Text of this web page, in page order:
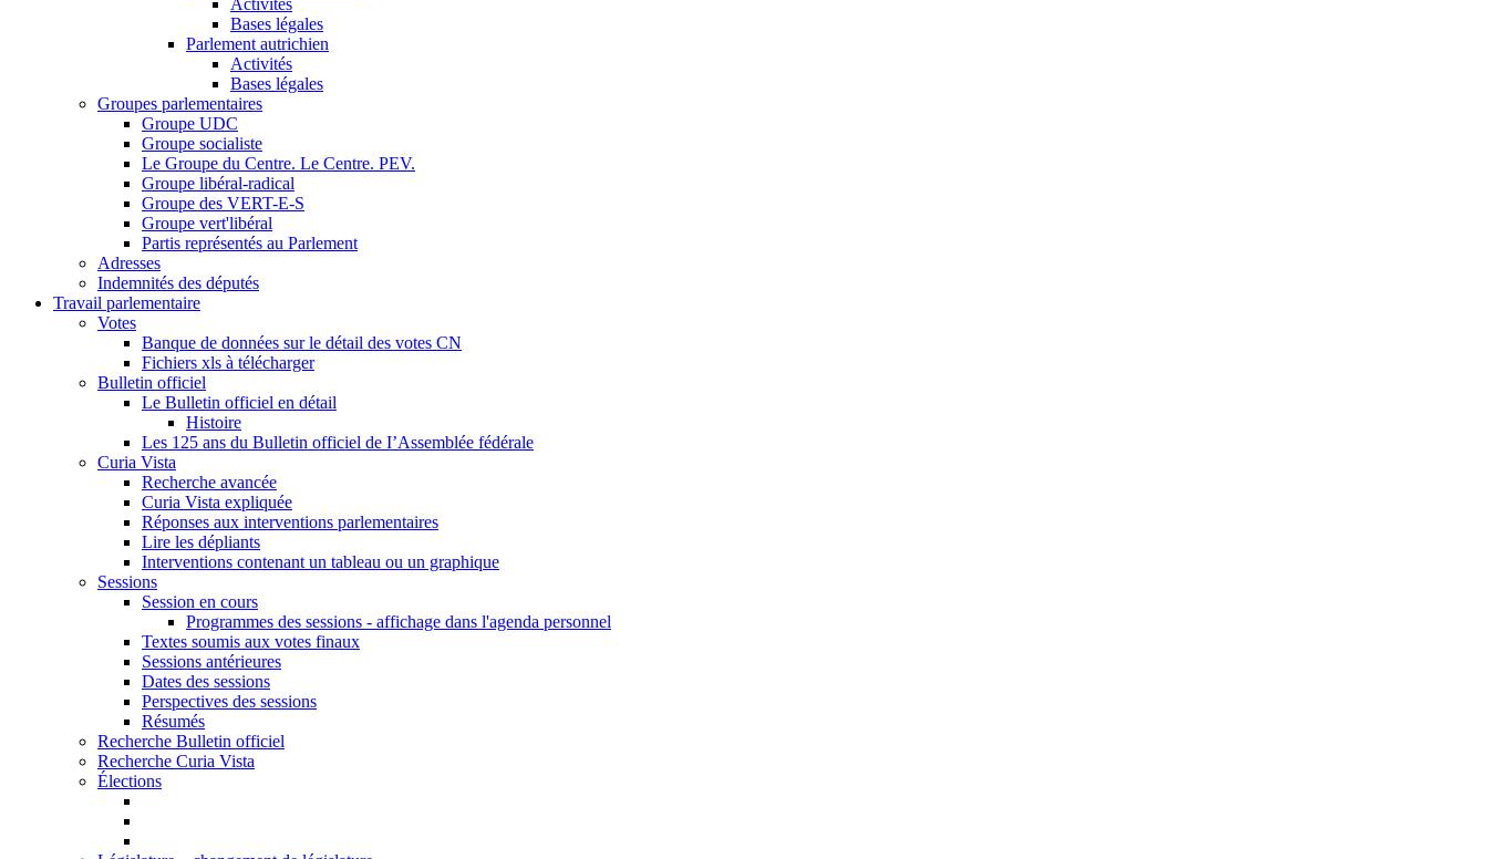
Activités
Bases légales
Parlement autrichien
Activités
Bases légales
Groupes parlementaires
Groupe UDC
Groupe socialiste
Le Groupe du Centre. Le Centre. PEV.
Groupe libéral-radical
Groupe des VERT-E-S
Groupe vert'libéral
Partis représentés au Parlement
Adresses
Indemnités des députés
Travail parlementaire
Votes
Banque de données sur le détail des votes CN
Fichiers xls à télécharger
Bulletin officiel
Le Bulletin officiel en détail
Histoire
Les 125 ans du Bulletin officiel de I’Assemblée fédérale
Curia Vista
Recherche avancée
Curia Vista expliquée
Réponses aux interventions parlementaires
Lire les dépliants
Interventions contenant un tableau ou un graphique
Sessions
Session en cours
Programmes des sessions - affichage dans l'agenda personnel
Textes soumis aux votes finaux
Sessions antérieures
Dates des sessions
Perspectives des sessions
Résumés
Recherche Bulletin officiel
Recherche Curia Vista
Élections